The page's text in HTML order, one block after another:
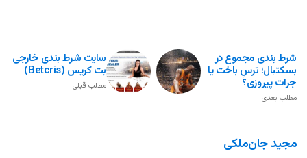
سایت شرط بندی خارجی
بت کریس (Betcris)
مطلب قبلی
شرط بندی مجموع در
بسکتبال؛ ترسِ باخت یا
جرات پیروزی؟
مطلب بعدی
مجید جان‌ملکی